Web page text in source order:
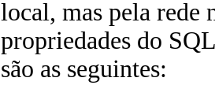
local, mas pela rede
propriedades do
são as seguintes: